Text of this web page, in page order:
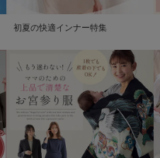
初夏の快適インナー特集